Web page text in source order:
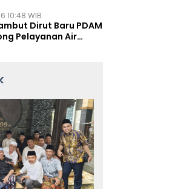
10:48 WIB
Dirut Baru PDAM
Pelayanan Air